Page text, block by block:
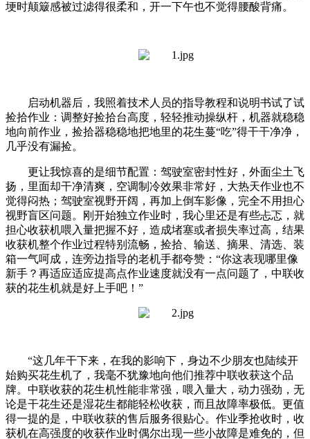
埂时颠簸感被过滤得很柔和，开一下午也不觉得腰酸背痛。
启动机器后，我照着技术人员的指导教程和说明书试了试
捡拾作业：调整好捡拾台高度，轻轻推动操纵杆，机器就稳稳
地向前作业，捡拾器稳稳地把地里的花生蔓“吃”得干干净净，
几乎没有漏捡。
更让我惊喜的是细节配置：驾驶室密封性好，外面尘土飞
扬，里面却干净清爽，空调制冷效果非常好，大热天作业也不
觉得闷热；驾驶室视野开阔，再加上倒车影像，完全不用担心
视野盲区问题。刚开始独立作业时，我心里还是有些忐忑，就
担心收获机喂入量把握不好，造成堵塞或者损失率过高，结果
收获机整个作业过程特别流畅，捡拾、输送、摘果、清选、装
箱一气呵成，连旁边指导的老机手都夸赞：“你这表现哪里像
新手？再适应适应提高点作业速度就没有一点问题了，中联收
获的花生机就是好上手吧！”
“这几年干下来，在我的影响下，身边不少朋友也陆续开
始购买花生机了，我毫不犹豫地向他们推荐中联收获这个品
牌。中联收获的花生机性能非常强，喂入量大，动力强劲，无
论是干花生还是湿花生都能轻松收获，而且故障率极低。更值
得一提的是，中联收获的售后服务很贴心。作业季抢收时，收
获机在高强度的收获作业时偶尔出现一些小故障是难免的，但